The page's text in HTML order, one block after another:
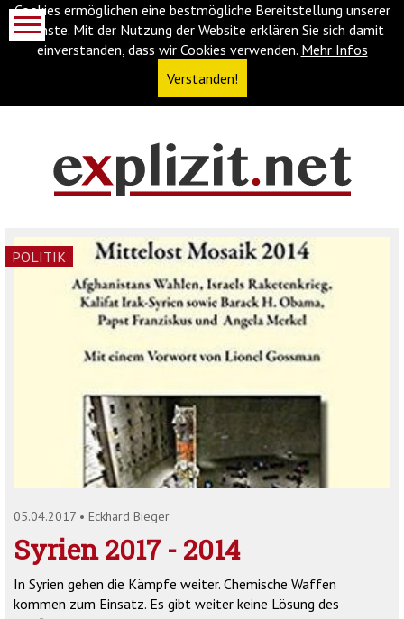
Cookies ermöglichen eine bestmögliche Bereitstellung unserer
Dienste. Mit der Nutzung der Website erklären Sie sich damit
einverstanden, dass wir Cookies verwenden. Mehr Infos
Verstanden!
'1')Zur
POLITIK
05.04.2017 • Eckhard Bieger
Syrien 2017 - 2014
In Syrien gehen die Kämpfe weiter. Chemische Waffen
kommen zum Einsatz. Es gibt weiter keine Lösung des